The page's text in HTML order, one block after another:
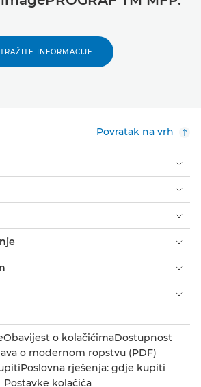
INFORMACIJE
Povratak na vrh
Obavijest o kolačićimaDostupnost
o modernom ropstvu (PDF)
Poslovna rješenja: gdje kupiti
Postavke kolačića